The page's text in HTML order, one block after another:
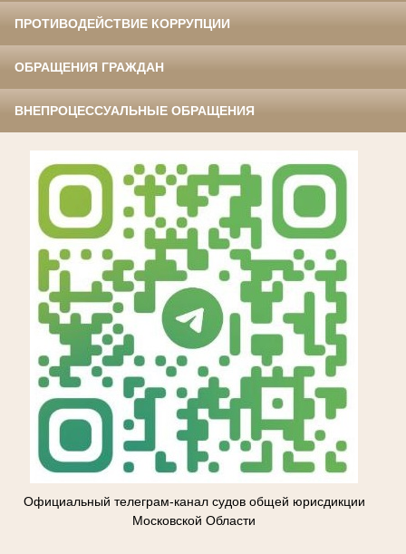
ПРОТИВОДЕЙСТВИЕ КОРРУПЦИИ
ОБРАЩЕНИЯ ГРАЖДАН
ВНЕПРОЦЕССУАЛЬНЫЕ ОБРАЩЕНИЯ
Официальный телеграм-канал судов общей юрисдикции
Московской Области